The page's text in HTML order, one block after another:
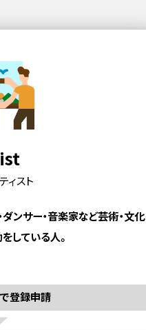
ィスト
ダンサー・音楽家など芸術・文化
している人。
登録申請